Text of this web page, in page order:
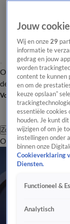
Overzicht
de redactie
Volg Shownieuws
Zoeken
Overzicht
Jouw
Wij en onze 29
informatie te
gedrag en jouw
worden
content te kunnen
en om de
keuze opslaan”
essentiële cookies
houden. Je kunt
wijzigen of om je
instellingen onder
binnen onze
Cookieverklaring
Diensten.
Functioneel &
Analytisch